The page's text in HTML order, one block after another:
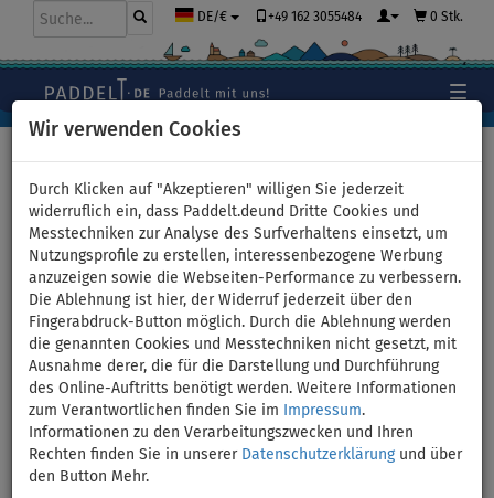
Wir verwenden Cookies
Durch Klicken auf "Akzeptieren" willigen Sie jederzeit
widerruflich ein, dass Paddelt.deund Dritte Cookies und
Messtechniken zur Analyse des Surfverhaltens einsetzt, um
Nutzungsprofile zu erstellen, interessenbezogene Werbung
anzuzeigen sowie die Webseiten-Performance zu verbessern.
Die Ablehnung ist hier, der Widerruf jederzeit über den
Fingerabdruck-Button möglich. Durch die Ablehnung werden
die genannten Cookies und Messtechniken nicht gesetzt, mit
Ausnahme derer, die für die Darstellung und Durchführung
des Online-Auftritts benötigt werden. Weitere Informationen
zum Verantwortlichen finden Sie im
Impressum.
Informationen zu den Verarbeitungszwecken und Ihren
Rechten finden Sie in unserer Datenschutzerklärungund über
den Button Mehr.
DE/€ +49 162 3055484 0 Stk.
Geschenkgutschein für ein
Einkauf bei PADDELT.DE - Wert:
50 Euro
Previous